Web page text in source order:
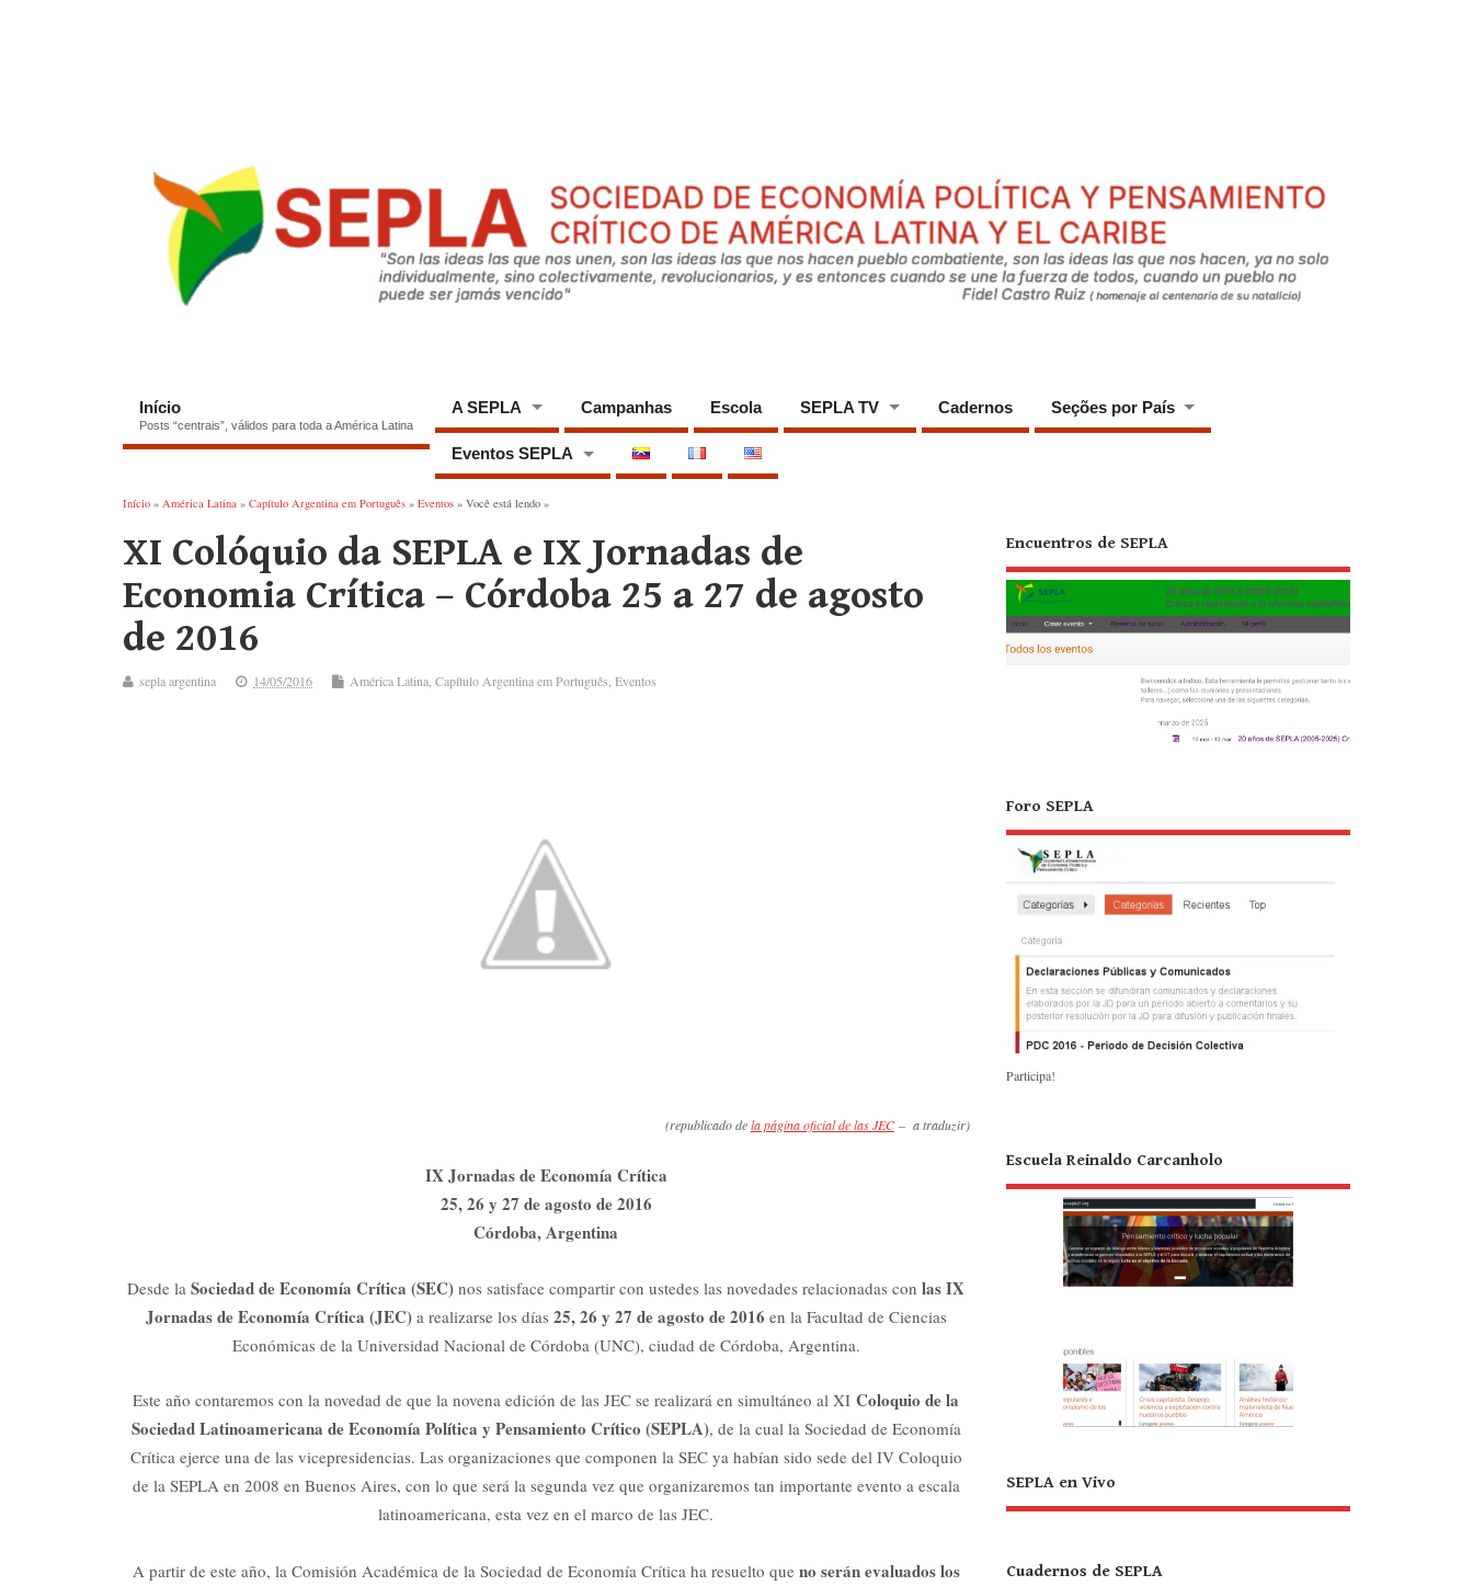
Início
Posts “centrais”, válidos para toda a América Latina
A SEPLA Campanhas Escola SEPLA TV Cadernos Seções por País
Eventos SEPLA
Início » América Latina » Capítulo Argentina em Português » Eventos » Você está lendo »
XI Colóquio da SEPLA e IX Jornadas de
Economia Crítica – Córdoba 25 a 27 de agosto
de 2016
sepla argentina 14/05/2016 América Latina Capítulo Argentina em Português Eventos
(republicado dela página oficial de las JEC– a traduzir)
IX Jornadas de Economía Crítica
25, 26 y 27 de agosto de 2016
Córdoba, Argentina
Desde laSociedad de Economía Crítica (SEC)nos satisface compartir con ustedes las novedades relacionadas conlas IX
Jornadas de Economía Crítica (JEC)a realizarse los días 25, 26 y 27 de agosto de 2016 en la Facultad de Ciencias
Económicas de la Universidad Nacional de Córdoba (UNC), ciudad de Córdoba, Argentina.
Este año contaremos con la novedad de que la novena edición de las JEC se realizará en simultáneo al XI Coloquio de la
Sociedad Latinoamericana de Economía Política y Pensamiento Crítico (SEPLA), de la cual la Sociedad de Economía
Crítica ejerce una de las vicepresidencias. Las organizaciones que componen la SEC ya habían sido sede del IV Coloquio
de la SEPLA en 2008 en Buenos Aires, con lo que será la segunda vez que organizaremos tan importante evento a escala
latinoamericana, esta vez en el marco de las JEC.
A partir de este año, la Comisión Académica de la Sociedad de Economía Crítica ha resuelto que no serán evaluados los
Encuentros de SEPLA
Foro SEPLA
Participa!
Escuela Reinaldo Carcanholo
SEPLA en Vivo
Cuadernos de SEPLA